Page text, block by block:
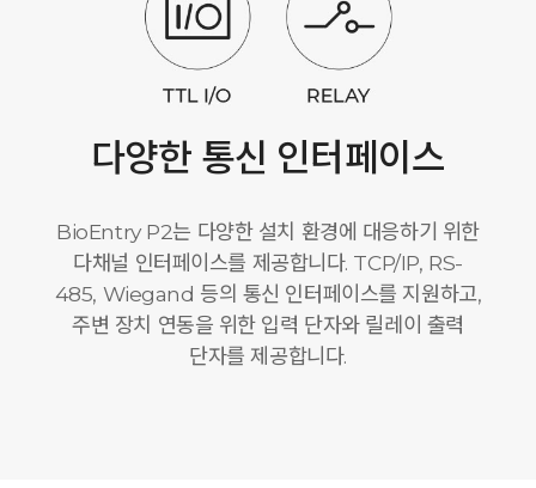
다양한 통신 인터페이스
BioEntry P2는 다양한 설치 환경에 대응하기 위한
다채널 인터페이스를 제공합니다. TCP/IP, RS-
485, Wiegand 등의 통신 인터페이스를 지원하고,
주변 장치 연동을 위한 입력 단자와 릴레이 출력
단자를 제공합니다.